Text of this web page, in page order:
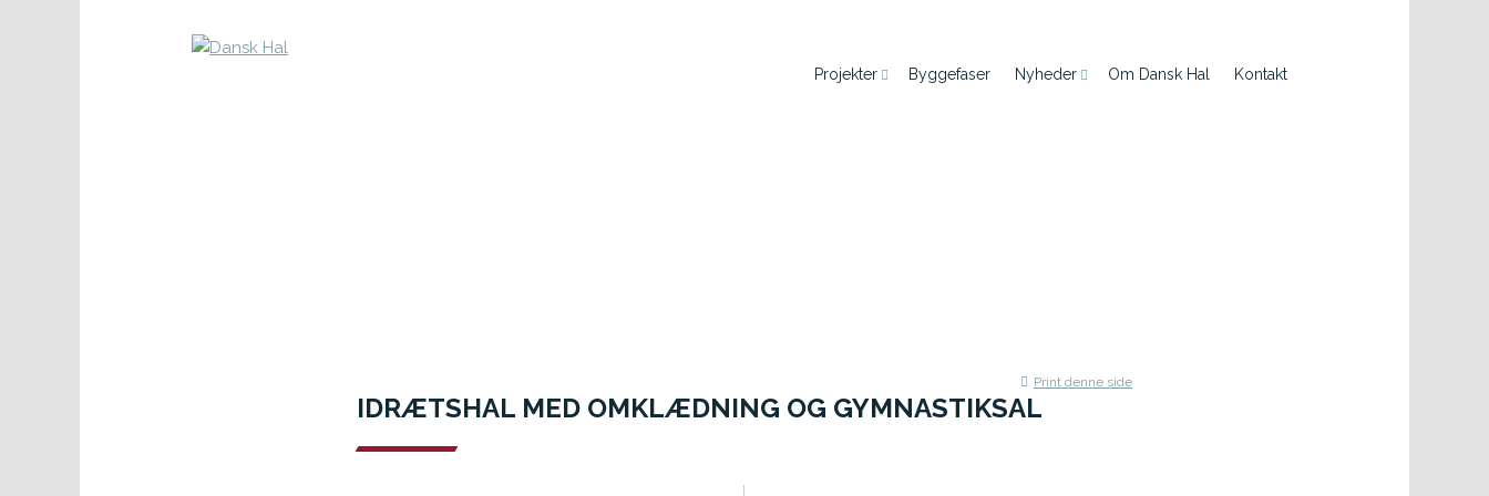
Projekter Byggefaser Nyheder Om Dansk Hal Kontakt
Print denne side
IDRÆTSHAL MED OMKLÆDNING OG GYMNASTIKSAL